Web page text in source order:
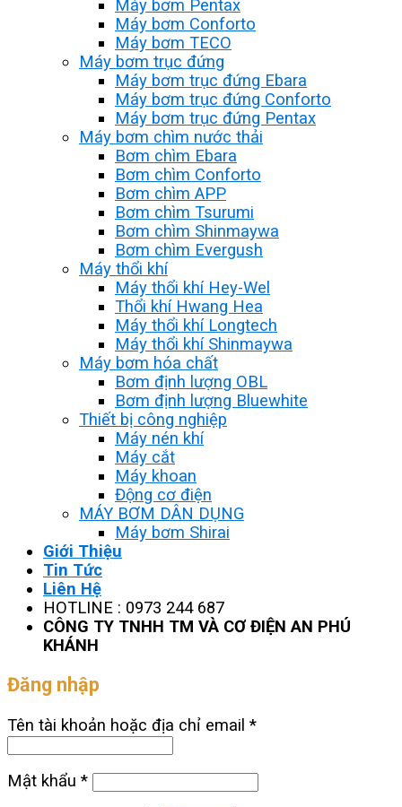
Máy bơm Pentax
Máy bơm Conforto
Máy bơm TECO
Máy bơm trục đứng
Máy bơm trục đứng Ebara
Máy bơm trục đứng Conforto
Máy bơm trục đứng Pentax
Máy bơm chìm nước thải
Bơm chìm Ebara
Bơm chìm Conforto
Bơm chìm APP
Bơm chìm Tsurumi
Bơm chìm Shinmaywa
Bơm chìm Evergush
Máy thổi khí
Máy thổi khí Hey-Wel
Thổi khí Hwang Hea
Máy thổi khí Longtech
Máy thổi khí Shinmaywa
Máy bơm hóa chất
Bơm định lượng OBL
Bơm định lượng Bluewhite
Thiết bị công nghiệp
Máy nén khí
Máy cắt
Máy khoan
Động cơ điện
MÁY BƠM DÂN DỤNG
Máy bơm Shirai
Giới Thiệu
Tin Tức
Liên Hệ
HOTLINE : 0973 244 687
CÔNG TY TNHH TM VÀ CƠ ĐIỆN AN PHÚ
KHÁNH
Đăng nhập
Tên tài khoản hoặc địa chỉ email *
Mật khẩu *